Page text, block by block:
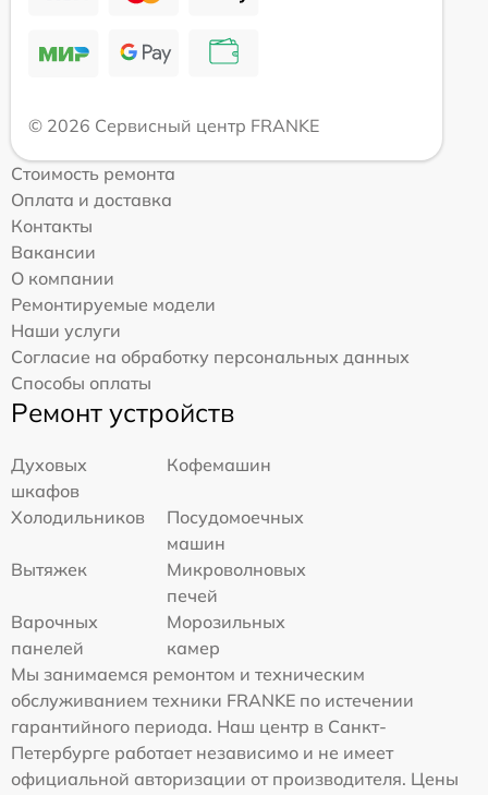
© 2026 Сервисный центр FRANKE
Стоимость ремонта
Оплата и доставка
Контакты
Вакансии
О компании
Ремонтируемые модели
Наши услуги
Согласие на обработку персональных данных
Способы оплаты
Ремонт устройств
Духовых
шкафов
Кофемашин
Холодильников
Посудомоечных
машин
Вытяжек
Микроволновых
печей
Варочных
панелей
Морозильных
камер
Мы занимаемся ремонтом и техническим
обслуживанием техники FRANKE по истечении
гарантийного периода. Наш центр в Санкт-
Петербурге работает независимо и не имеет
официальной авторизации от производителя. Цены